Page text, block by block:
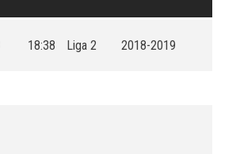
18:38 Liga 2 2018-2019